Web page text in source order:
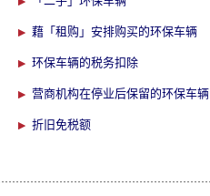
藉「租购」安排购买的环保车辆
环保车辆的税务扣除
营商机构在停业后保留的环保车辆
折旧免税额